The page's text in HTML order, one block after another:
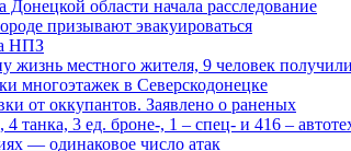
области начала расследование
призывают эвакуироваться
НПЗ
местного жителя, 9 человек
многоэтажек в Северскодонецке
от оккупантов. Заявлено о раненых
3 ед. броне-, 1 – спец- и 416 –
— одинаковое число атак